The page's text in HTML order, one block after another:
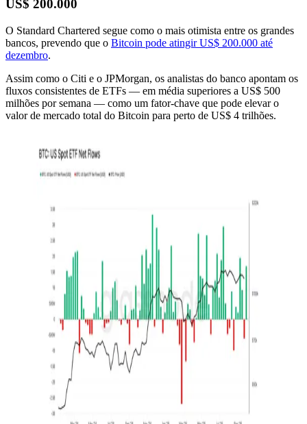
US$ 200.000
O Standard Chartered segue como o mais otimista entre os grandes
bancos, prevendo que o Bitcoin pode atingir US$ 200.000 até
dezembro.
Assim como o Citi e o JPMorgan, os analistas do banco apontam os
fluxos consistentes de ETFs — em média superiores a US$ 500
milhões por semana — como um fator-chave que pode elevar o
valor de mercado total do Bitcoin para perto de US$ 4 trilhões.